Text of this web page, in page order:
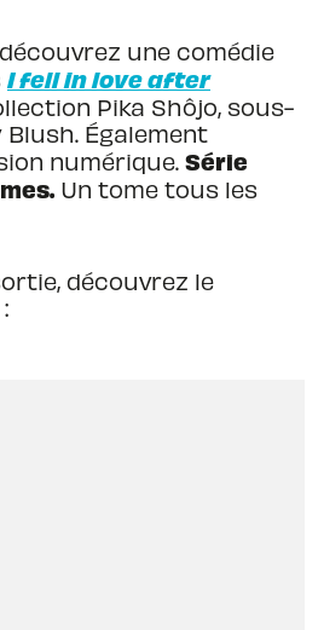
découvrez une comédie
I fell in love after
Pika Shôjo, sous-
Également
numérique. Série
Un tome tous les
découvrez le